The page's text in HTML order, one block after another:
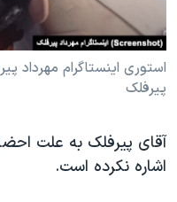
استوری اینستاگرام مهرداد
پیرفلک
آقای پیرفلک به علت
اشاره نکرده است.